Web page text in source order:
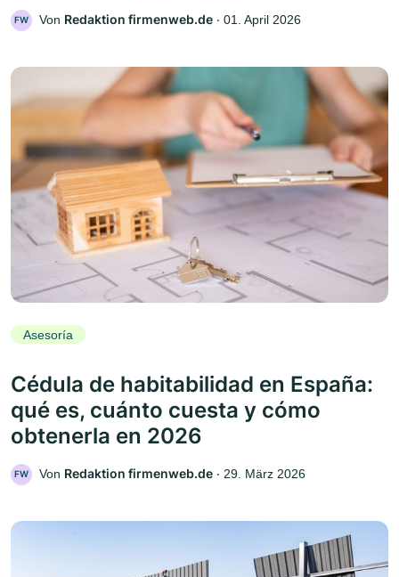
FW Von Redaktion firmenweb.de ‧ 01. April 2026
Asesoría
Cédula de habitabilidad en España:
qué es, cuánto cuesta y cómo
obtenerla en 2026
FW Von Redaktion firmenweb.de ‧ 29. März 2026